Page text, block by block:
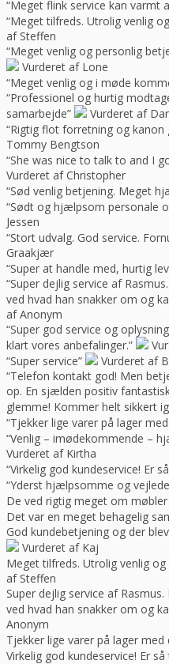
“Meget flink service kan varmt
“Meget tilfreds. Utrolig venlig
af Steffen
“Meget venlig og personlig
Vurderet af Lone
“Meget venlig og i møde
“Professionel og hurtig
samarbejde”
Vurderet af
“Rigtig flot forretning og kanon
Tommy Bengtson
“She was nice to talk to and I
Vurderet af Christopher
“Sød venlig betjening. Meget
“Sødt og hjælpsom personale
Jessen
“Stort udvalg. God service.
Graakjær
“Super at handle med, hurtig
“Super dejlig service af
ved hvad han snakker om og
af Anonym
“Super god service og
klart vores anbefalinger.”
“Super service”
Vurderet af
“Telefon kontakt god! Men
op. En sjælden positiv
glemme! Kommer helt sikkert
“Tjekker lige varer på lager
“Venlig – imødekommende –
Vurderet af Kirtha
“Virkelig god kundeservice! Er
“Yderst hjælpsomme og
De ved rigtig meget om møbler
Det var en meget behagelig
God kundebetjening og der
Vurderet af Kaj
Meget tilfreds. Utrolig venlig
af Steffen
Super dejlig service af
ved hvad han snakker om og
Anonym
Tjekker lige varer på lager med
Virkelig god kundeservice! Er